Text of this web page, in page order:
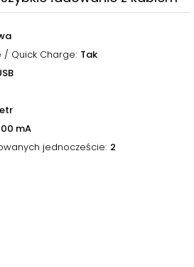
/ Quick Charge Tak
mA
jednoczeście 2